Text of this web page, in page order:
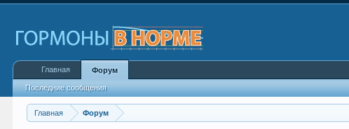
Главная Форум
Главная Форум
Последние сообщения